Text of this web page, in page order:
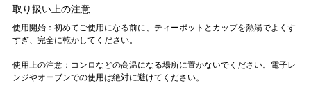
取り扱い上の注意
使用開始：初めてご使用になる前に、ティーポットとカップを熱湯でよくす
すぎ、完全に乾かしてください。
使用上の注意：コンロなどの高温になる場所に置かないでください。電子レ
ンジやオーブンでの使用は絶対に避けてください。